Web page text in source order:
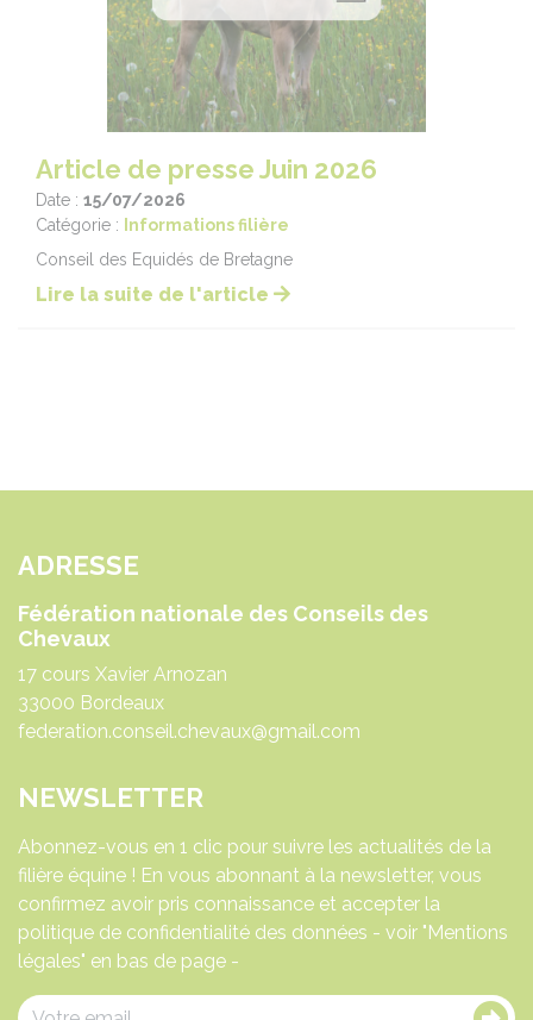
Article de presse Juin 2026
Date : 15/07/2026
Catégorie :
Informations filière
Conseil des Equidés de Bretagne
Lire la suite de l'article
ADRESSE
Fédération nationale des Conseils des
Chevaux
17 cours Xavier Arnozan
33000 Bordeaux
federation.conseil.chevaux@gmail.com
NEWSLETTER
Abonnez-vous en 1 clic pour suivre les actualités de la
filière équine ! En vous abonnant à la newsletter, vous
confirmez avoir pris connaissance et accepter la
politique de confidentialité des données - voir "Mentions
légales" en bas de page -